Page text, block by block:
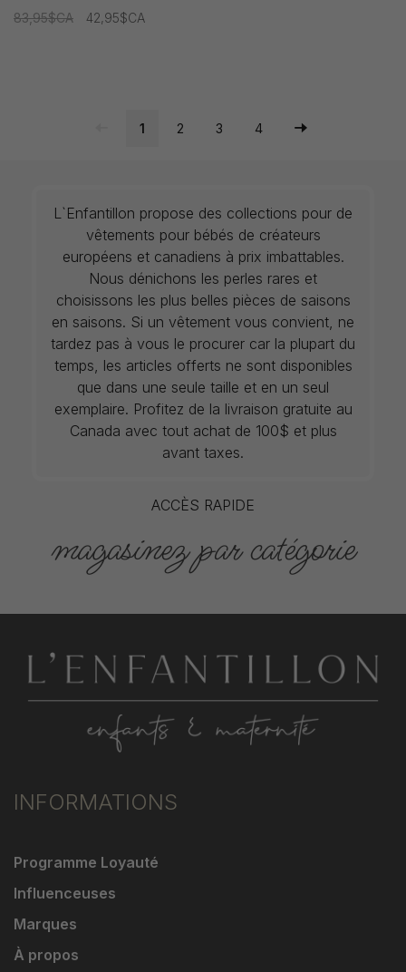
83,95$CA
42,95$CA
1 2 3 4
L`Enfantillon propose des collections pour de
vêtements pour bébés de créateurs
européens et canadiens à prix imbattables.
Nous dénichons les perles rares et
choisissons les plus belles pièces de saisons
en saisons. Si un vêtement vous convient, ne
tardez pas à vous le procurer car la plupart du
temps, les articles offerts ne sont disponibles
que dans une seule taille et en un seul
exemplaire. Profitez de la livraison gratuite au
Canada avec tout achat de 100$ et plus
avant taxes.
ACCÈS RAPIDE
magasinez par catégorie
INFORMATIONS
Programme Loyauté
Influenceuses
Marques
À propos